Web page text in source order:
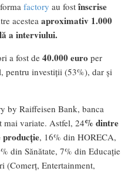
factory au fostînscrise
acestea aproximativ 1.000
a interviului.
a fost de 40.000 euro per
pentru investiții (53%), dar și
by Raiffeisen Bank, banca
variate. Astfel, 24% dintre
producție, 16% din HORECA,
din Sănătate, 7% din Educație
(Comerț, Entertainment,